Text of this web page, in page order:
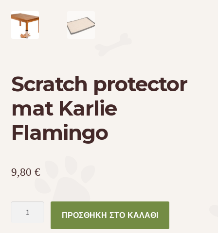
Φροντίδα – Είδη Υγιεινής
Scratch protector
mat Karlie
Flamingo
9,80 €
ΠΡΟΣΘΉΚΗ ΣΤΟ ΚΑΛΆΘΙ